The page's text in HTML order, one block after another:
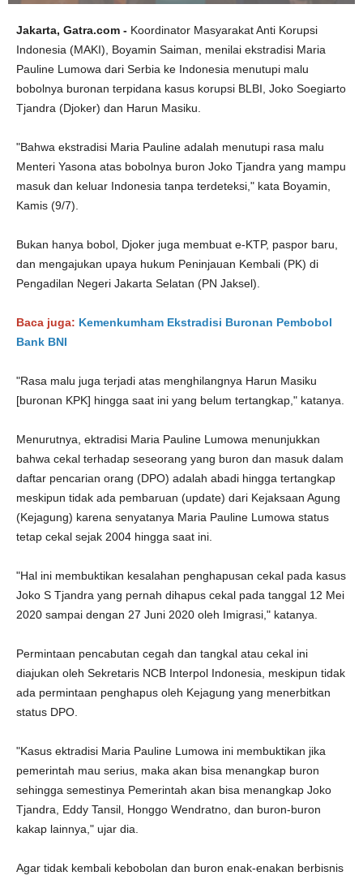
Jakarta, Gatra.com - Koordinator Masyarakat Anti Korupsi
Indonesia (MAKI), Boyamin Saiman, menilai ekstradisi Maria
Pauline Lumowa dari Serbia ke Indonesia menutupi malu
bobolnya buronan terpidana kasus korupsi BLBI, Joko Soegiarto
Tjandra (Djoker) dan Harun Masiku.
"Bahwa ekstradisi Maria Pauline adalah menutupi rasa malu
Menteri Yasona atas bobolnya buron Joko Tjandra yang mampu
masuk dan keluar Indonesia tanpa terdeteksi," kata Boyamin,
Kamis (9/7).
Bukan hanya bobol, Djoker juga membuat e-KTP, paspor baru,
dan mengajukan upaya hukum Peninjauan Kembali (PK) di
Pengadilan Negeri Jakarta Selatan (PN Jaksel).
Baca juga: Kemenkumham Ekstradisi Buronan Pembobol
Bank BNI
"Rasa malu juga terjadi atas menghilangnya Harun Masiku
[buronan KPK] hingga saat ini yang belum tertangkap," katanya.
Menurutnya, ektradisi Maria Pauline Lumowa menunjukkan
bahwa cekal terhadap seseorang yang buron dan masuk dalam
daftar pencarian orang (DPO) adalah abadi hingga tertangkap
meskipun tidak ada pembaruan (update) dari Kejaksaan Agung
(Kejagung) karena senyatanya Maria Pauline Lumowa status
tetap cekal sejak 2004 hingga saat ini.
"Hal ini membuktikan kesalahan penghapusan cekal pada kasus
Joko S Tjandra yang pernah dihapus cekal pada tanggal 12 Mei
2020 sampai dengan 27 Juni 2020 oleh Imigrasi," katanya.
Permintaan pencabutan cegah dan tangkal atau cekal ini
diajukan oleh Sekretaris NCB Interpol Indonesia, meskipun tidak
ada permintaan penghapus oleh Kejagung yang menerbitkan
status DPO.
"Kasus ektradisi Maria Pauline Lumowa ini membuktikan jika
pemerintah mau serius, maka akan bisa menangkap buron
sehingga semestinya Pemerintah akan bisa menangkap Joko
Tjandra, Eddy Tansil, Honggo Wendratno, dan buron-buron
kakap lainnya," ujar dia.
Agar tidak kembali kebobolan dan buron enak-enakan berbisnis